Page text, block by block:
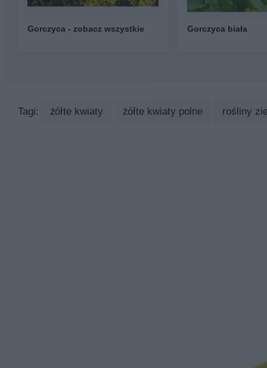
Gorczyca - zobacz wszystkie Gorczyca biała
Tagi: żółte kwiaty żółte kwiaty polne rośliny